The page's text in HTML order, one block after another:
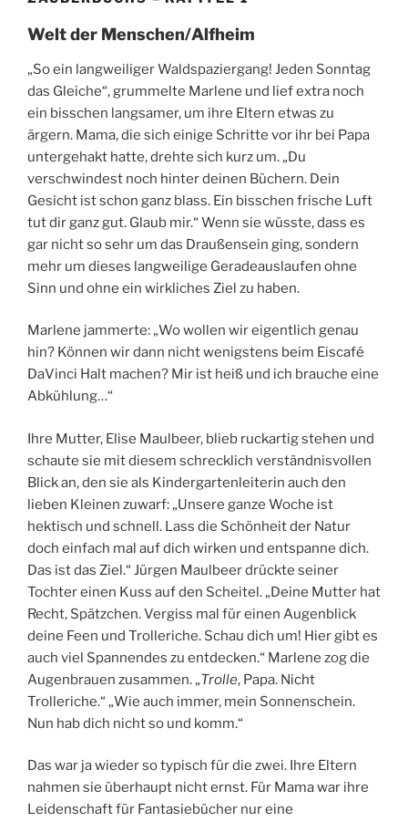
Welt der Menschen/Alfheim
„So ein langweiliger Waldspaziergang! Jeden Sonntag
das Gleiche“, grummelte Marlene und lief extra noch
ein bisschen langsamer, um ihre Eltern etwas zu
ärgern. Mama, die sich einige Schritte vor ihr bei Papa
untergehakt hatte, drehte sich kurz um. „Du
verschwindest noch hinter deinen Büchern. Dein
Gesicht ist schon ganz blass. Ein bisschen frische Luft
tut dir ganz gut. Glaub mir.“ Wenn sie wüsste, dass es
gar nicht so sehr um das Draußensein ging, sondern
mehr um dieses langweilige Geradeauslaufen ohne
Sinn und ohne ein wirkliches Ziel zu haben.
Marlene jammerte: „Wo wollen wir eigentlich genau
hin? Können wir dann nicht wenigstens beim Eiscafé
DaVinci Halt machen? Mir ist heiß und ich brauche eine
Abkühlung…“
Ihre Mutter, Elise Maulbeer, blieb ruckartig stehen und
schaute sie mit diesem schrecklich verständnisvollen
Blick an, den sie als Kindergartenleiterin auch den
lieben Kleinen zuwarf: „Unsere ganze Woche ist
hektisch und schnell. Lass die Schönheit der Natur
doch einfach mal auf dich wirken und entspanne dich.
Das ist das Ziel.“ Jürgen Maulbeer drückte seiner
Tochter einen Kuss auf den Scheitel. „Deine Mutter hat
Recht, Spätzchen. Vergiss mal für einen Augenblick
deine Feen und Trolleriche. Schau dich um! Hier gibt es
auch viel Spannendes zu entdecken.“ Marlene zog die
Augenbrauen zusammen. „Trolle, Papa. Nicht
Trolleriche.“ „Wie auch immer, mein Sonnenschein.
Nun hab dich nicht so und komm.“
Das war ja wieder so typisch für die zwei. Ihre Eltern
nahmen sie überhaupt nicht ernst. Für Mama war ihre
Leidenschaft für Fantasiebücher nur eine